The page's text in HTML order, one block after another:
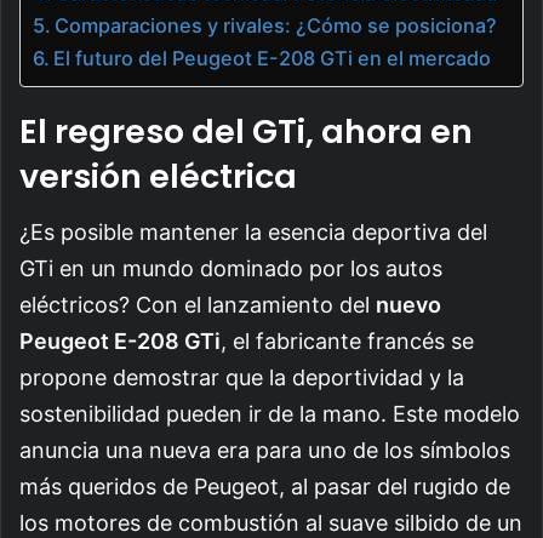
Comparaciones y rivales: ¿Cómo se posiciona?
El futuro del Peugeot E-208 GTi en el mercado
El regreso del GTi, ahora en
versión eléctrica
¿Es posible mantener la esencia deportiva del
GTi en un mundo dominado por los autos
eléctricos? Con el lanzamiento del nuevo
Peugeot E-208 GTi, el fabricante francés se
propone demostrar que la deportividad y la
sostenibilidad pueden ir de la mano. Este modelo
anuncia una nueva era para uno de los símbolos
más queridos de Peugeot, al pasar del rugido de
los motores de combustión al suave silbido de un